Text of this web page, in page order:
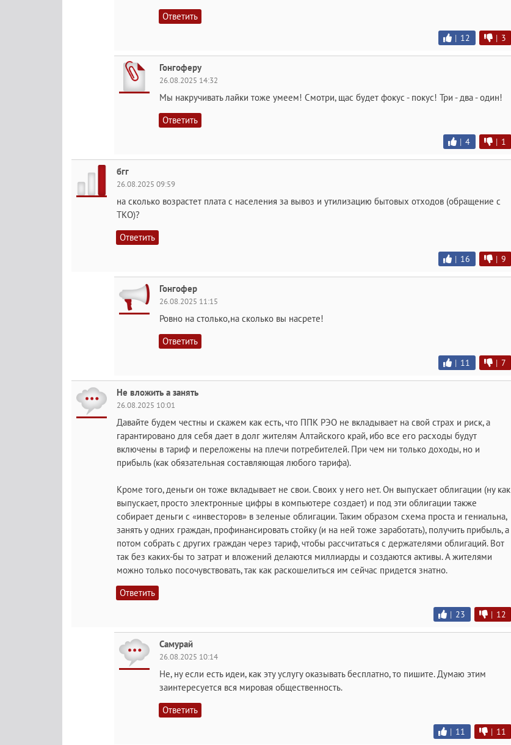
Ответить
| 12 | 3
Гонгоферу
26.08.2025 14:32
Мы накручивать лайки тоже умеем! Смотри, щас будет фокус - покус! Три - два - один!
Ответить
| 4 | 1
бгг
26.08.2025 09:59
на сколько возрастет плата с населения за вывоз и утилизацию бытовых отходов (обращение с
ТКО)?
Ответить
| 16 | 9
Гонгофер
26.08.2025 11:15
Ровно на столько,на сколько вы нacpeте!
Ответить
| 11 | 7
Не вложить а занять
26.08.2025 10:01
Давайте будем честны и скажем как есть, что ППК РЭО не вкладывает на свой страх и риск, а
гарантировано для себя дает в долг жителям Алтайского край, ибо все его расходы будут
включены в тариф и переложены на плечи потребителей. При чем ни только доходы, но и
прибыль (как обязательная составляющая любого тарифа).
Кроме того, деньги он тоже вкладывает не свои. Своих у него нет. Он выпускает облигации (ну как
выпускает, просто электронные цифры в компьютере создает) и под эти облигации также
собирает деньги с «инвесторов» в зеленые облигации. Таким образом схема проста и гениальна,
занять у одних граждан, профинансировать стойку (и на ней тоже заработать), получить прибыль, а
потом собрать с других граждан через тариф, чтобы рассчитаться с держателями облигаций. Вот
так без каких-бы то затрат и вложений делаются миллиарды и создаются активы. А жителями
можно только посочувствовать, так как раскошелиться им сейчас придется знатно.
Ответить
| 23 | 12
Самурай
26.08.2025 10:14
Не, ну если есть идеи, как эту услугу оказывать бесплатно, то пишите. Думаю этим
заинтересуется вся мировая общественность.
Ответить
| 11 | 11